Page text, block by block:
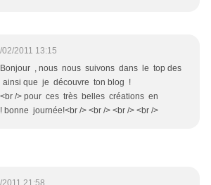
02/2011 13:15
Bonjour , nous nous suivons dans le top des
ainsi que je découvre ton blog !
<br /> pour ces très belles créations en
bonne journée!<br /> <br /> <br /> <br />
21:58